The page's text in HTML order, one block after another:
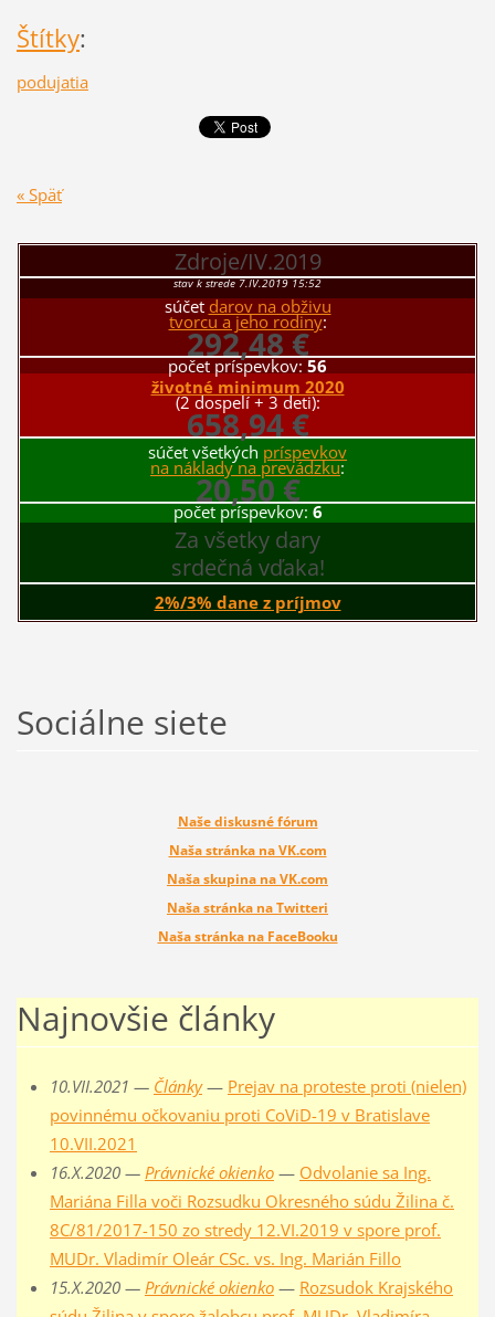
Štítky:
podujatia
« Späť
Zdroje/IV.2019
stav k strede 7.IV.2019 15:52
súčet darov na obživu
tvorcu a jeho rodiny:
292,48 €
počet príspevkov: 56
životné minimum 2020
(2 dospelí + 3 deti):
658,94 €
súčet všetkých príspevkov
na náklady na prevádzku:
20,50 €
počet príspevkov: 6
Za všetky dary
srdečná vďaka!
2%/3% dane z príjmov
Sociálne siete
Naše diskusné fórum
Naša stránka na VK.com
Naša skupina na VK.com
Naša stránka na Twitteri
Naša stránka na FaceBooku
Najnovšie články
10.VII.2021 — Články— Prejav na proteste proti (nielen)
povinnému očkovaniu proti CoViD-19 v Bratislave
10.VII.2021
16.X.2020 — Právnické okienko— Odvolanie sa Ing.
Mariána Filla voči Rozsudku Okresného súdu Žilina č.
8C/81/2017-150 zo stredy 12.VI.2019 v spore prof.
MUDr. Vladimír Oleár CSc. vs. Ing. Marián Fillo
15.X.2020 — Právnické okienko— Rozsudok Krajského